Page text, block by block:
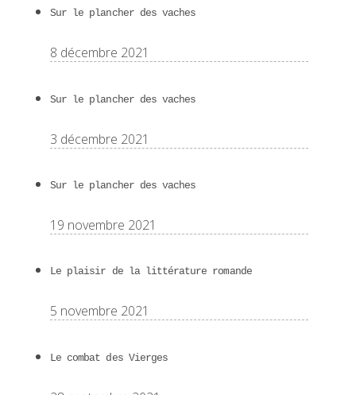
Sur le plancher des vaches
8 décembre 2021
Sur le plancher des vaches
3 décembre 2021
Sur le plancher des vaches
19 novembre 2021
Le plaisir de la littérature romande
5 novembre 2021
Le combat des Vierges